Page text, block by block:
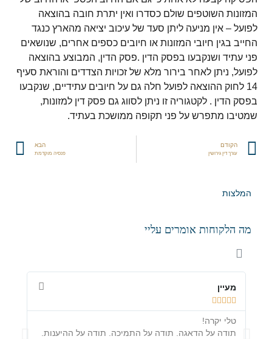
המזונות השוטפים שולם כסדרו ואין יתרת חובה בהוצאה
לפועל – אין מניעה ליתן סעד של עיכוב יציאה מהארץ כנגד
החייב בגין חיובי המזונות או חיובים כספים אחרים, שנושאים
פני עתיד ושנקבעו בפסק הדין .פסק הדין, המבוצע בהוצאה
לפועל, ניתן לאחר בירור מלא של זכויות הצדדים והוראת סעיף
14 לחוק ההוצאה לפועל חלה גם על חיובים עתידיים, שנקבעו
בפסק הדין . לקטגוריה זו ניתן לסווג גם פסק דין למזונות,
שמטיבו מתפרש על פני תקופה ממושכת בעתיד.
הקודם
עורך דין גירושין
הבא
פנסיה מוקדמת
המלצות
מה הלקוחות אומרים עליי
מעיין





טלי יקרה!
תודה על הדאגה. תודה על התמיכה. תודה על ההיענות.